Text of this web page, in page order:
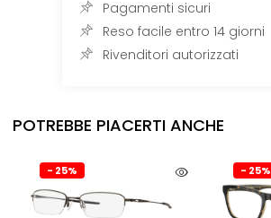
Pagamenti sicuri
Reso facile entro 14 giorni
Rivenditori autorizzati
POTREBBE PIACERTI ANCHE
- 25% - 25%